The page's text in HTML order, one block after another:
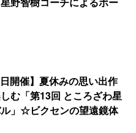
開催】夏休みの思い出作
む「第13回 ところざわ星
」☆ビクセンの望遠鏡体